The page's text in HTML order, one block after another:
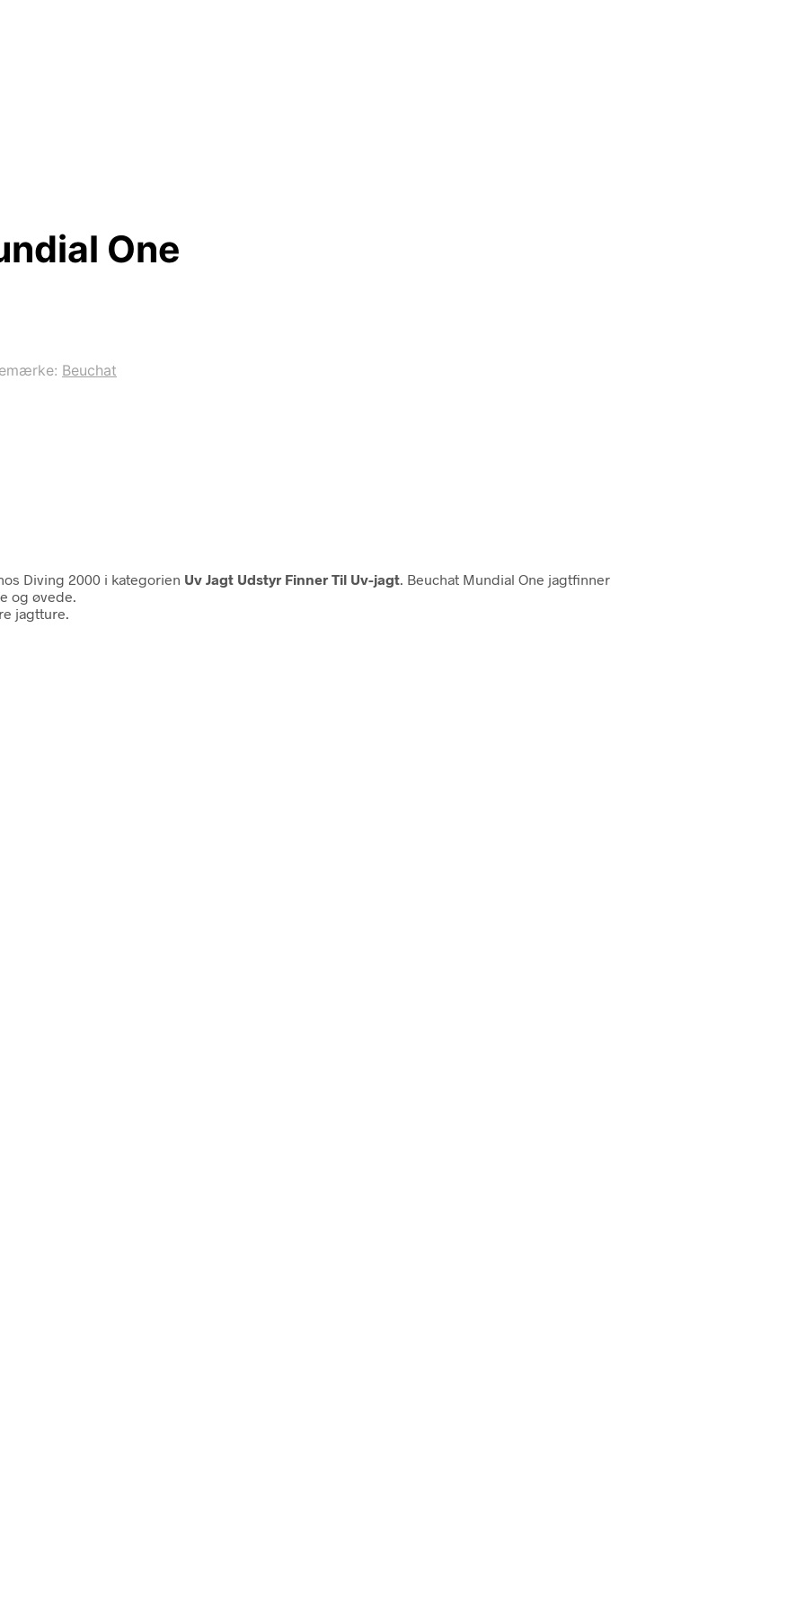
One
Beuchat
Diving 2000 i kategorien Uv Jagt Udstyr Finner Til Uv-jagt . Beuchat Mundial One jagtfinner
og øvede.
jagtture.